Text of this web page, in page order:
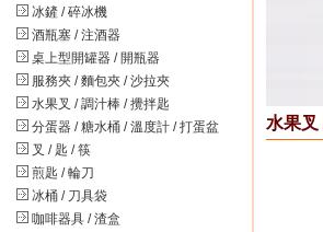
冰鏟 / 碎冰機
酒瓶塞 / 注酒器
桌上型開罐器 / 開瓶器
服務夾 / 麵包夾 / 沙拉夾
水果叉 / 調汁棒 / 攪拌匙
分蛋器 / 糖水桶 / 溫度計 / 打蛋盆
叉 / 匙 / 筷
煎匙 / 輪刀
冰桶 / 刀具袋
咖啡器具 / 渣盒
水果叉